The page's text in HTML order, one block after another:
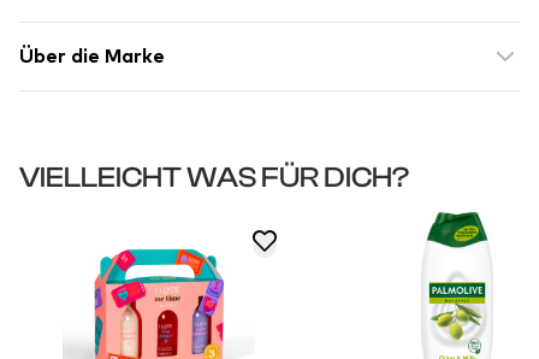
Über die Marke
VIELLEICHT WAS FÜR DICH?